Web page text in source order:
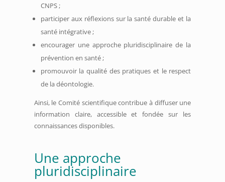
CNPS ;
participer aux réflexions sur la santé durable et la
santé intégrative ;
encourager une approche pluridisciplinaire de la
prévention en santé ;
promouvoir la qualité des pratiques et le respect
de la déontologie.
Ainsi, le Comité scientifique contribue à diffuser une
information claire, accessible et fondée sur les
connaissances disponibles.
Une approche
pluridisciplinaire